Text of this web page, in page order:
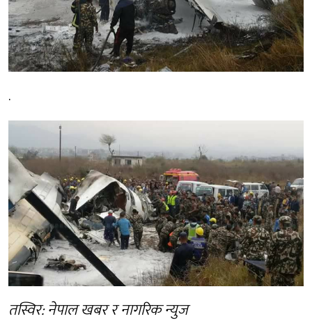
.
तस्विर: नेपाल खबर र नागरिक न्युज